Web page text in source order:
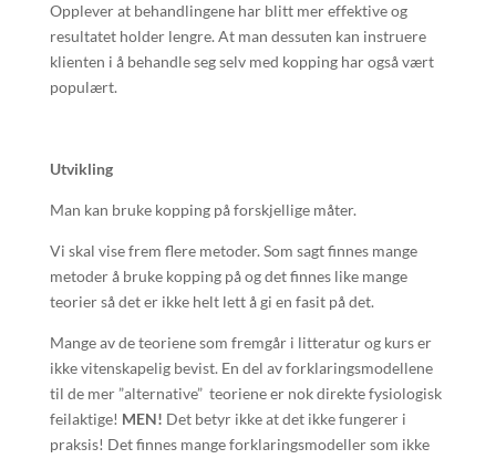
Opplever at behandlingene har blitt mer effektive og
resultatet holder lengre. At man dessuten kan instruere
klienten i å behandle seg selv med kopping har også vært
populært.
Utvikling
Man kan bruke kopping på forskjellige måter.
Vi skal vise frem flere metoder. Som sagt finnes mange
metoder å bruke kopping på og det finnes like mange
teorier så det er ikke helt lett å gi en fasit på det.
Mange av de teoriene som fremgår i litteratur og kurs er
ikke vitenskapelig bevist. En del av forklaringsmodellene
til de mer ”alternative” teoriene er nok direkte fysiologisk
feilaktige! MEN! Det betyr ikke at det ikke fungerer i
praksis! Det finnes mange forklaringsmodeller som ikke